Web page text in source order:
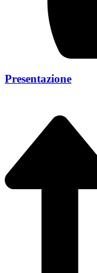
Presentazione